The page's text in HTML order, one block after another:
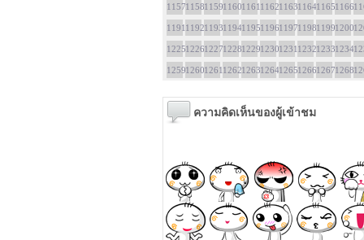
1157115811591160116111621163116411651166
1191119211931194119511961197119811991200
1225122612271228122912301231123212331234
1259126012611262126312641265126612671268
ความคิดเห็นของผู้เข้าชม